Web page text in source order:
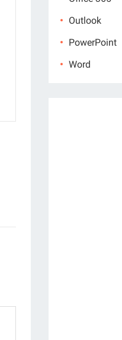
Outlook
PowerPoint
Word